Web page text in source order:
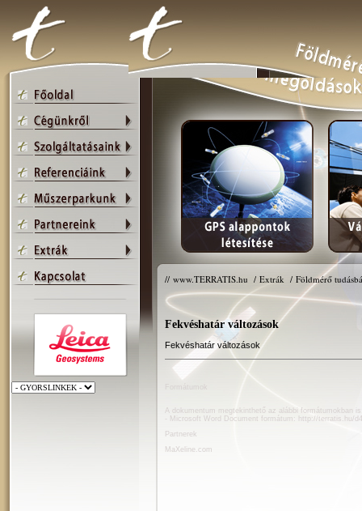
// www.TERRATIS.hu / Extrák / Földmérő
Fekvéshatár változások
Fekvéshatár változások
A dokumentum megtekinthető az alábbi formátumokban
- Microsoft Word Document formátum:
http://terratis.hu/
Partnerek
MaXeline.com